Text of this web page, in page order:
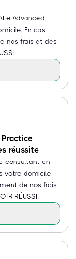
Advanced
En cas
nos frais et des
Practice
réussite
consultant en
votre domicile.
de nos frais
RÉUSSI.